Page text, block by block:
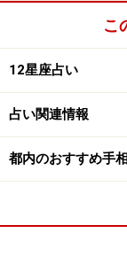
しまうことも。
おひつじ座
に落とす。ダラ
人に持ち場を変
代わりに、新規
のない場所、
こ
12星座占い
占い関連情報
都内のおすすめ手